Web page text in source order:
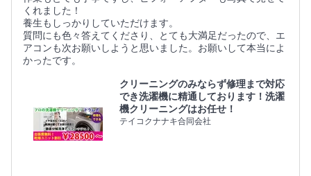
くれました！
養生もしっかりしていただけます。
質問にも色々答えてくださり、とても大満足だったので、エ
アコンも次お願いしようと思いました。お願いして本当によ
かったです。
クリーニングのみならず修理まで対応
でき洗濯機に精通しております！洗濯
機クリーニングはお任せ！
テイコクナナキ合同会社